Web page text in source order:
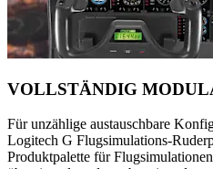
VOLLSTÄNDIG
Für unzählige austauschbare
Logitech G Flugsimulations-
Produktpalette für